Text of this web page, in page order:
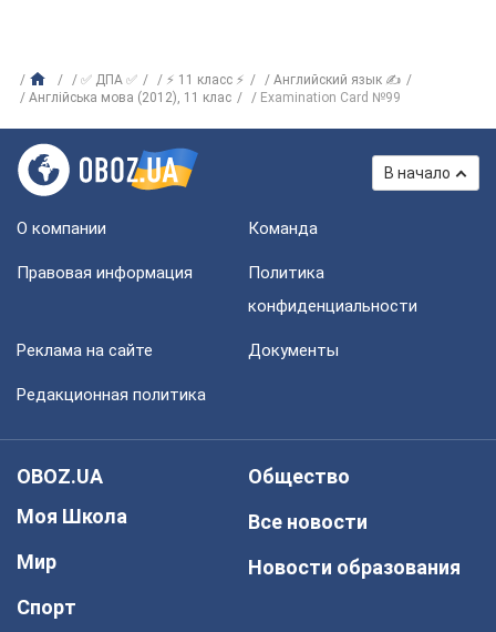
✅ ДПА ✅ ⚡ 11 класс ⚡
Английский язык ✍
Англійська мова (2012), 11 клас
Examination Card №99
В начало
О компании Команда
Правовая информация
Политика
конфиденциальности
Реклама на сайте Документы
Редакционная политика
OBOZ.UA
Моя Школа
Мир
Спорт
Общество
Все новости
Новости образования